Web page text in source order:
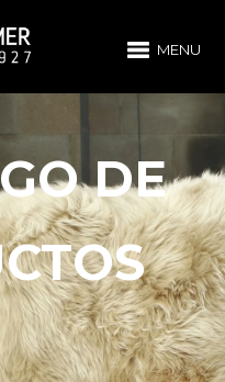
MENU
DE